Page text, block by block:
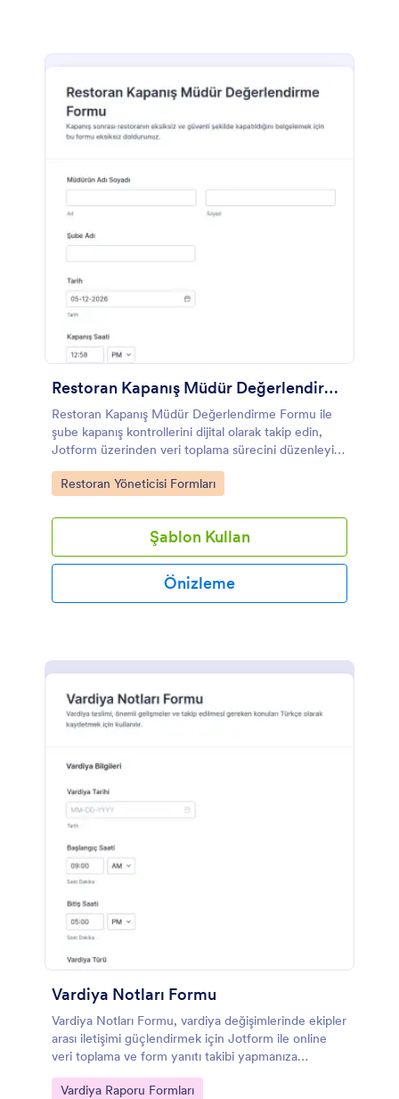
Restoran Kapanış Müdür Değerlendirme Formu
Restoran Kapanış Müdür Değerlendirme Formu ile
şube kapanış kontrollerini dijital olarak takip edin,
Jotform üzerinden veri toplama sürecini düzenleyin
ve form yanıtlarını anında görüntüleyin.
Go to Category:
Restoran Yöneticisi Formları
Şablon Kullan
Önizleme
Vardiya Notları Formu
Vardiya Notları Formu, vardiya değişimlerinde ekipler
arası iletişimi güçlendirmek için Jotform ile online
veri toplama ve form yanıtı takibi yapmanıza
yardımcı olur.
Go to Category:
Vardiya Raporu Formları